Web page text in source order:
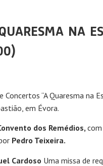
NA
“A Quaresma
em Évora.
dos Remédios,
Pedro Teixeira.
Cardoso Uma missa de